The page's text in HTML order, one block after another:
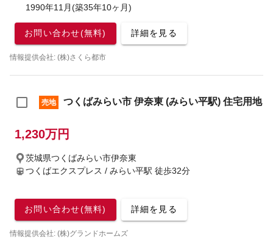
1990年11月(築35年10ヶ月)
お問い合わせ(無料) 詳細を見る
情報提供会社: (株)さくら都市
売地 つくばみらい市 伊奈東 (みらい平駅) 住宅用地
1,230万円
茨城県つくばみらい市伊奈東
つくばエクスプレス / みらい平駅 徒歩32分
お問い合わせ(無料) 詳細を見る
情報提供会社: (株)グランドホームズ